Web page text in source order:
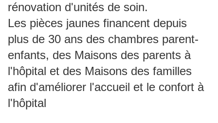
rénovation d'unités de soin.
Les pièces jaunes financent depuis
plus de 30 ans des chambres parent-
enfants, des Maisons des parents à
l'hôpital et des Maisons des familles
afin d'améliorer l'accueil et le confort à
l'hôpital